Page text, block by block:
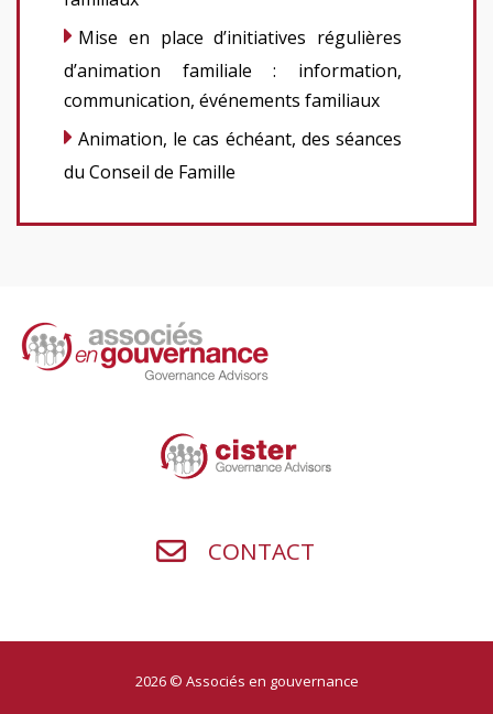
Mise en place d’initiatives régulières
d’animation familiale : information,
communication, événements familiaux
Animation, le cas échéant, des séances
du Conseil de Famille
CONTACT
2026 © Associés en gouvernance